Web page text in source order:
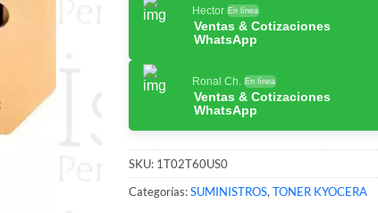
Hector En línea
Ventas & Cotizaciones
WhatsApp
Ronal Ch. En línea
Ventas & Cotizaciones
WhatsApp
SKU: 1T02T60US0
Categorías:SUMINISTROS, TONER KYOCERA